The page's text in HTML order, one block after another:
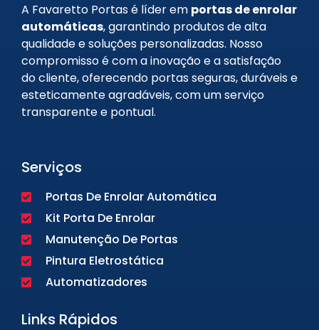
A Favaretto Portas é líder em portas de enrolar
automáticas, garantindo produtos de alta
qualidade e soluções personalizadas. Nosso
compromisso é com a inovação e a satisfação
do cliente, oferecendo portas seguras, duráveis e
esteticamente agradáveis, com um serviço
transparente e pontual.
Serviços
Portas De Enrolar Automática
Kit Porta De Enrolar
Manutenção De Portas
Pintura Eletrostática
Automatizadores
Links Rápidos